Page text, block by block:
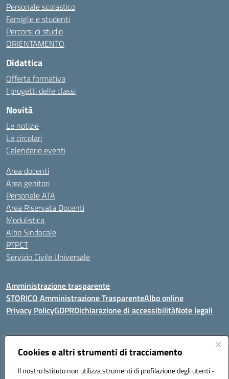
Cookies e altri strumenti di tracciamento
Il nostro Istituto non utilizza strumenti di profilazione degli utenti -
Personale scolastico
Famiglie e studenti
Percorsi di studio
ORIENTAMENTO
Didattica
Offerta formativa
I progetti delle classi
Novità
Le notizie
Le circolari
Calendario eventi
Area docenti
Area genitori
Personale ATA
Area Riservata Docenti
Modulistica
Albo Sindacale
PTPCT
Servizio Civile Universale
Amministrazione trasparente
STORICO Amministrazione TrasparenteAlbo online
Privacy PolicyGDPRDichiarazione di accessibilitàNote legali
Indirizzo:Piazza S. G. Bosco, 1 95014 Giarre (CT)
Posta elettronica certificata (PEC):ctic8az00a@pec.istruzione.it